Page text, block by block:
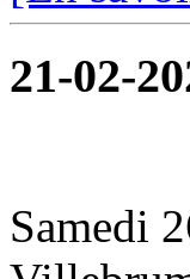
21-02-
Samedi